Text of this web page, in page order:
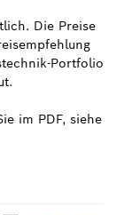
Die Preise
Portfolio
im PDF, siehe